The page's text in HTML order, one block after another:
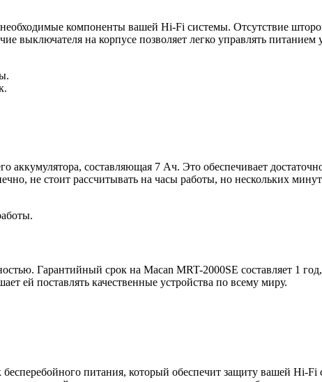
компоненты вашей Hi-Fi системы. Отсутствие
на корпусе позволяет легко управлять питанием
аккумулятора, составляющая 7 Ач. Это обеспечивает
не стоит рассчитывать на часы работы, но нескольких
Гарантийный срок на Macan MRT-2000SE составляет 1
ей поставлять качественные устройства по всему миру.
питания, который обеспечит защиту вашей Hi-